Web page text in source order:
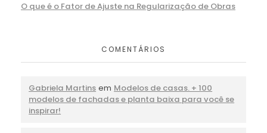
O que é o Fator de Ajuste na Regularização de Obras
COMENTÁRIOS
Gabriela Martins em Modelos de casas. + 100
modelos de fachadas e planta baixa para você se
inspirar!